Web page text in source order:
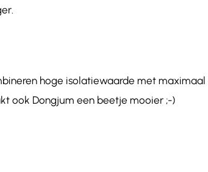
hoge isolatiewaarde met
ook Dongjum een beetje mooier ;-)